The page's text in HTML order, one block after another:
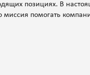
позициях. В
миссия помогать